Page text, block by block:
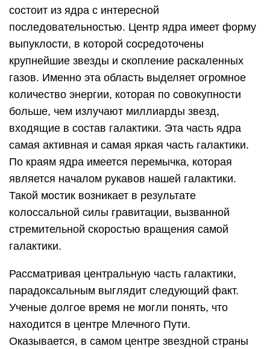
состоит из ядра с интересной
последовательностью. Центр ядра имеет форму
выпуклости, в которой сосредоточены
крупнейшие звезды и скопление раскаленных
газов. Именно эта область выделяет огромное
количество энергии, которая по совокупности
больше, чем излучают миллиарды звезд,
входящие в состав галактики. Эта часть ядра
самая активная и самая яркая часть галактики.
По краям ядра имеется перемычка, которая
является началом рукавов нашей галактики.
Такой мостик возникает в результате
колоссальной силы гравитации, вызванной
стремительной скоростью вращения самой
галактики.
Рассматривая центральную часть галактики,
парадоксальным выглядит следующий факт.
Ученые долгое время не могли понять, что
находится в центре Млечного Пути.
Оказывается, в самом центре звездной страны